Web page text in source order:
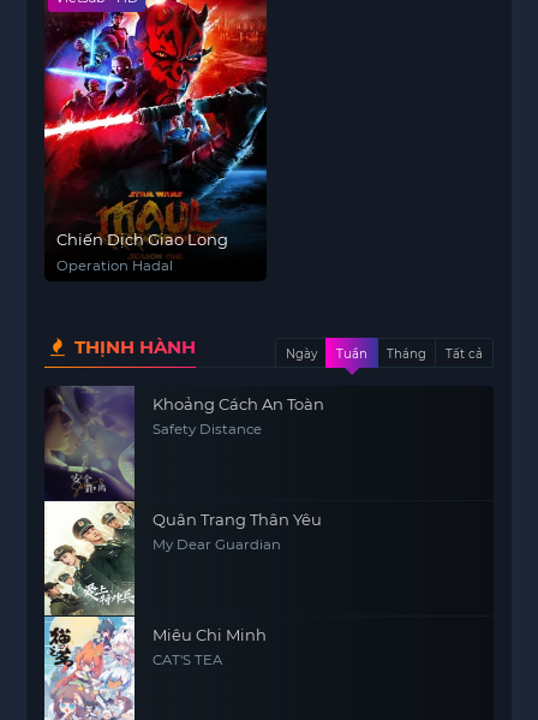
Chiến Dịch Giao Long
Operation Hadal
THỊNH HÀNH Ngày Tuần Tháng Tất cả
Khoảng Cách An Toàn
Safety Distance
Quân Trang Thân Yêu
My Dear Guardian
Miêu Chi Minh
CAT'S TEA